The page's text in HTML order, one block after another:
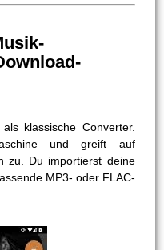
klassische Converter.
und greift auf
zu. Du importierst deine
MP3- oder FLAC-